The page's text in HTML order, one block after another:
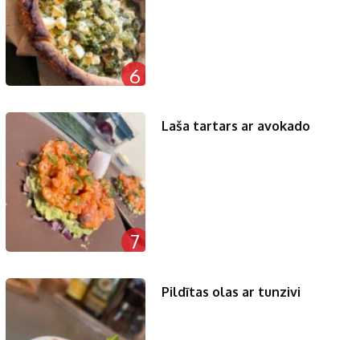
6
7
Laša tartars ar avokado
Pildītas olas ar tunzivi